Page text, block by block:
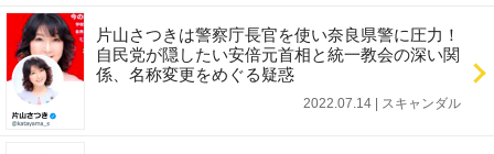
片山さつきは警察庁長官を使い奈良県警に圧力！
自民党が隠したい安倍元首相と統一教会の深い関
係、名称変更をめぐる疑惑
2022.07.14 | スキャンダル